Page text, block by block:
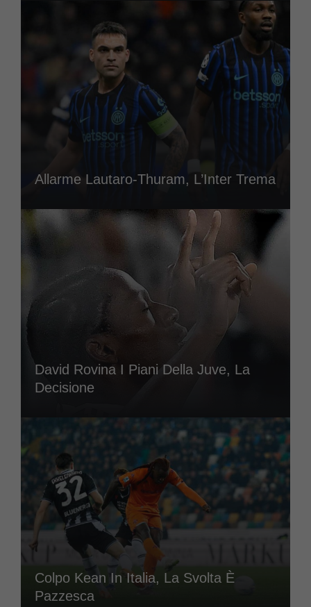
Allarme Lautaro-Thuram, L’Inter Trema
David Rovina I Piani Della Juve, La
Decisione
Colpo Kean In Italia, La Svolta È
Pazzesca